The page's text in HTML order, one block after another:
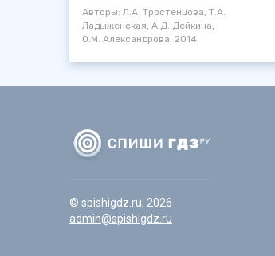
Авторы: Л.А. Тростенцова, Т.А.
Ладыженская, А.Д. Дейкина,
О.М. Александрова. 2014
© spishigdz.ru, 2026
admin@spishigdz.ru